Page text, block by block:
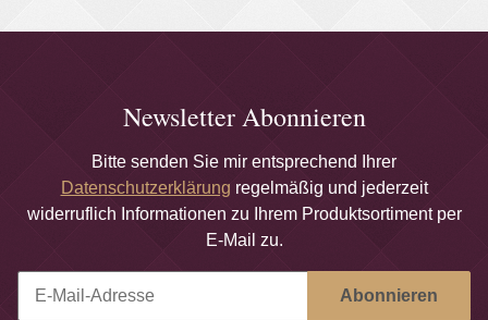
Newsletter Abonnieren
Bitte senden Sie mir entsprechend Ihrer
Datenschutzerklärung regelmäßig und jederzeit
widerruflich Informationen zu Ihrem Produktsortiment per
E-Mail zu.
Abonnieren